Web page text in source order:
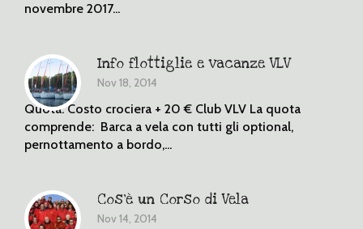
novembre 2017...
Info flottiglie e vacanze VLV
Nov 18, 2014
Quota: Costo crociera + 20 € Club VLV La quota
comprende: Barca a vela con tutti gli optional,
pernottamento a bordo,...
Cos’è un Corso di Vela
Nov 14, 2014